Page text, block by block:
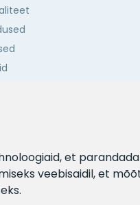
et
veebisaidil,et
.